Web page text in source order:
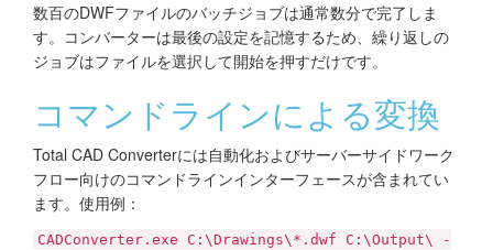
数百のDWFファイルのバッチジョブは通常数分で完了しま
す。コンバーターは最後の設定を記憶するため、繰り返しの
ジョブはファイルを選択して開始を押すだけです。
コマンドラインによる変換
Total CAD Converterには自動化およびサーバーサイドワーク
フロー向けのコマンドラインインターフェースが含まれてい
ます。使用例：
CADConverter.exe C:\Drawings\*.dwf C:\Output\ -